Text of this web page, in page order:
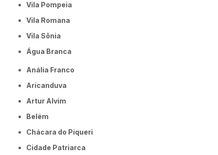
Vila Pompeia
Vila Romana
Vila Sônia
Água Branca
Anália Franco
Aricanduva
Artur Alvim
Belém
Chácara do Piqueri
Cidade Patriarca